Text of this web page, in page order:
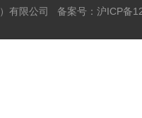
有限公司 备案号： 沪ICP备